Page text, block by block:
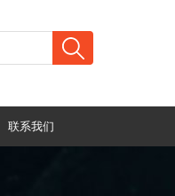
联系我们